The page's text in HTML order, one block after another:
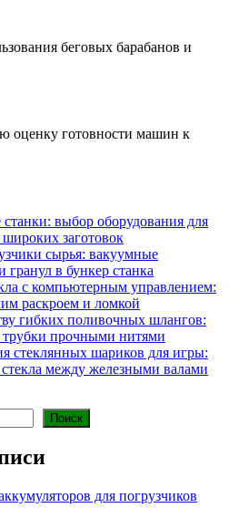
беговых барабанов и
оценку готовности машин к
выбор оборудования для
заготовок
сырья: вакуумные
гранул в бункер станка
с компьютерным управлением:
раскроем и ломкой
гибких поливочных шлангов:
трубки прочными нитями
стеклянных шариков для игры:
между железными валами
Поиск
для погрузчиков